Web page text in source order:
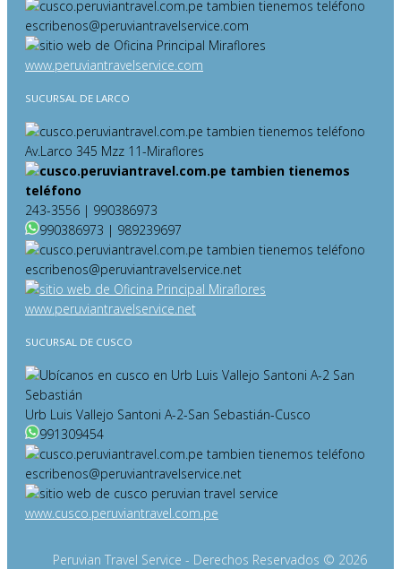
escribenos@peruviantravelservice.com
www.peruviantravelservice.com
SUCURSAL DE LARCO
Av.Larco 345 Mzz 11-Miraflores
243-3556 | 990386973
990386973 | 989239697
escribenos@peruviantravelservice.net
www.peruviantravelservice.net
SUCURSAL DE CUSCO
Urb Luis Vallejo Santoni A-2-San Sebastián-Cusco
991309454
escribenos@peruviantravelservice.net
www.cusco.peruviantravel.com.pe
Peruvian Travel Service - Derechos Reservados © 2026